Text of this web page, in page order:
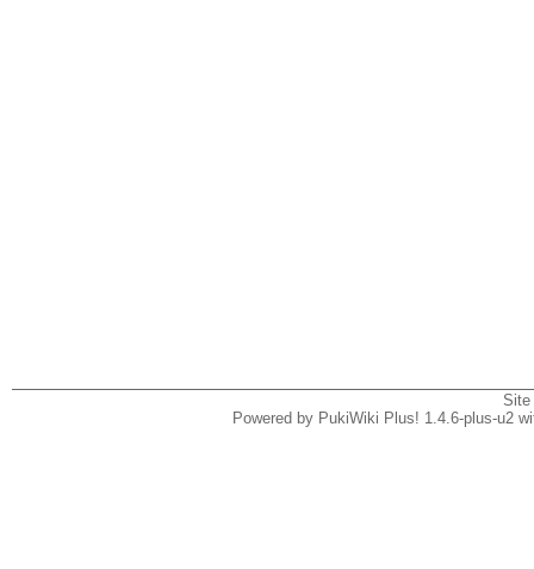
Powered by PukiWiki Plus! 1.4.6-plus-u2